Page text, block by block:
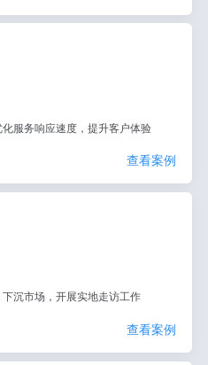
服务响应速度，提升客户体验
查看案例
沉市场，开展实地走访工作
查看案例